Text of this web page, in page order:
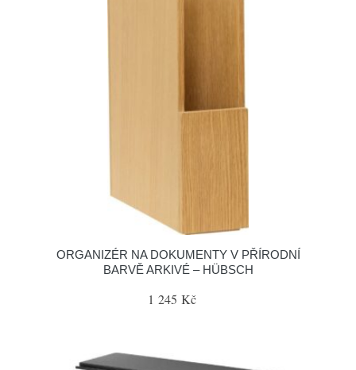
ORGANIZÉR NA DOKUMENTY V PŘÍRODNÍ
BARVĚ ARKIVÉ – HÜBSCH
1 245 Kč